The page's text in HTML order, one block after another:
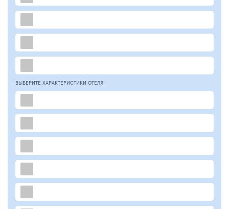
ВЫБЕРИТЕ ХАРАКТЕРИСТИКИ ОТЕЛЯ